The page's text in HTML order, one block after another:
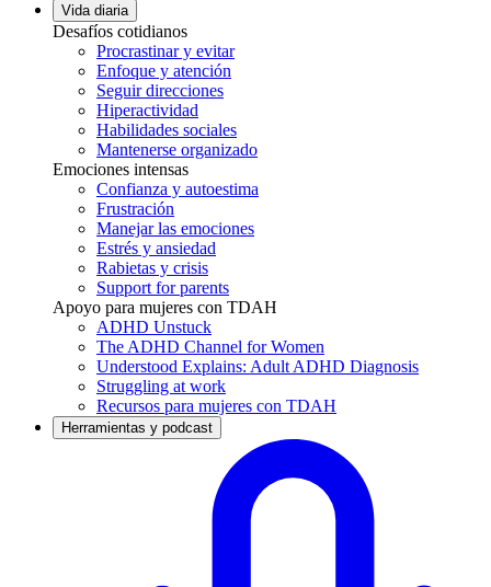
Vida diaria
Desafíos cotidianos
Procrastinar y evitar
Enfoque y atención
Seguir direcciones
Hiperactividad
Habilidades sociales
Mantenerse organizado
Emociones intensas
Confianza y autoestima
Frustración
Manejar las emociones
Estrés y ansiedad
Rabietas y crisis
Support for parents
Apoyo para mujeres con TDAH
ADHD Unstuck
The ADHD Channel for Women
Understood Explains: Adult ADHD Diagnosis
Struggling at work
Recursos para mujeres con TDAH
Herramientas y podcast